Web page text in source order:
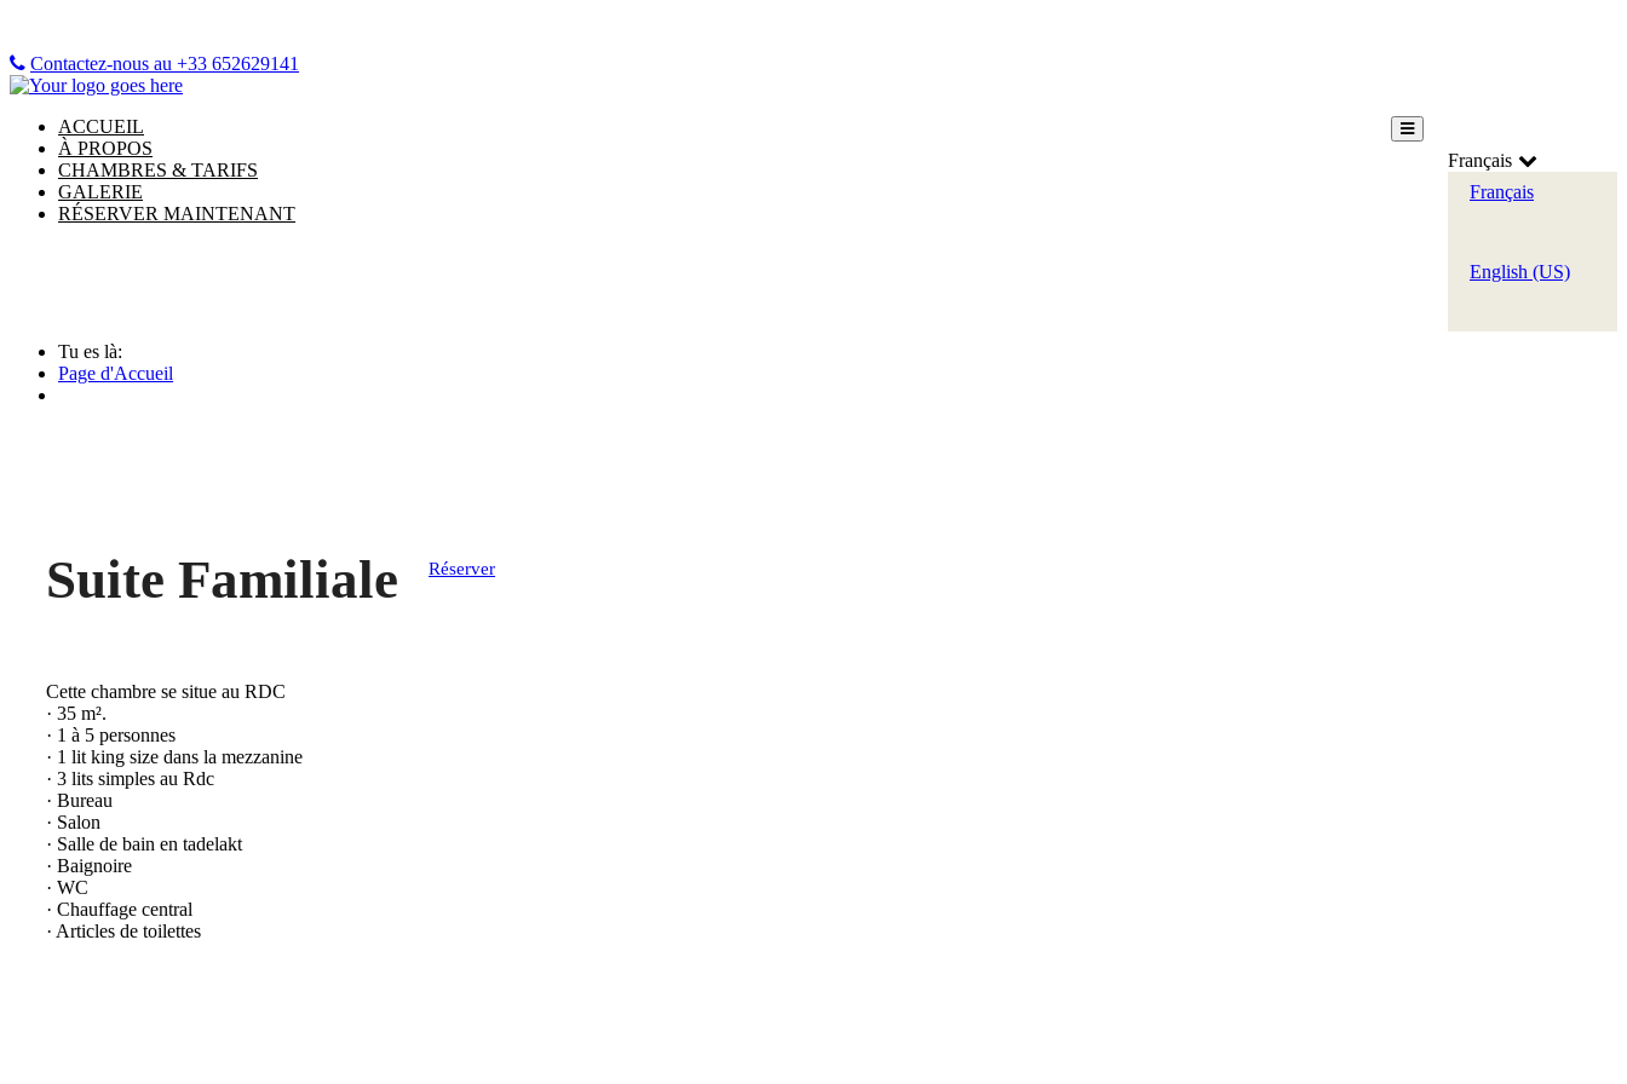
Contactez-nous au +33 652629141
Français
Français
English (US)
ACCUEIL
À PROPOS
CHAMBRES & TARIFS
GALERIE
RÉSERVER MAINTENANT
Tu es là:
Page d'Accueil
Suite Familiale Réserver
Cette chambre se situe au RDC
· 35 m².
· 1 à 5 personnes
· 1 lit king size dans la mezzanine
· 3 lits simples au Rdc
· Bureau
· Salon
· Salle de bain en tadelakt
· Baignoire
· WC
· Chauffage central
· Articles de toilettes